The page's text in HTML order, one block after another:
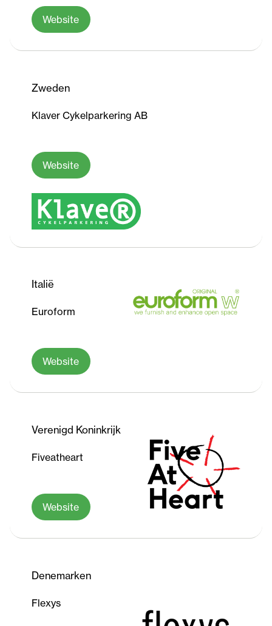
Website
Zweden
Klaver Cykelparkering AB
Website
Italië
Euroform
Website
Verenigd Koninkrijk
Fiveatheart
Website
Denemarken
Flexys